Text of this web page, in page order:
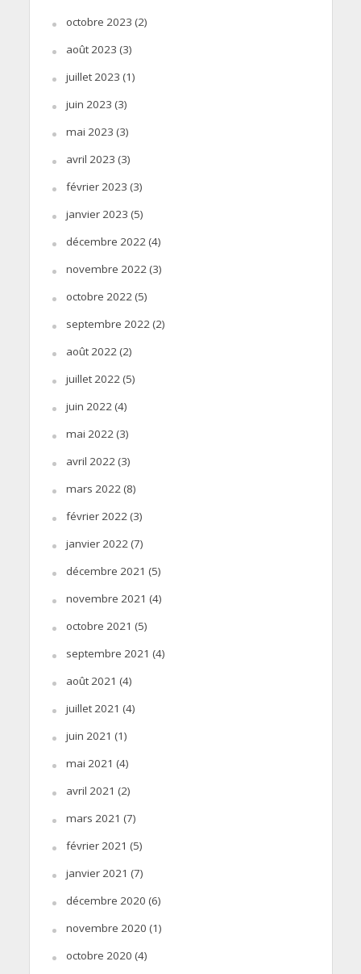
octobre 2023 (2)
août 2023 (3)
juillet 2023 (1)
juin 2023 (3)
mai 2023 (3)
avril 2023 (3)
février 2023 (3)
janvier 2023 (5)
décembre 2022(4)
novembre 2022(3)
octobre 2022(5)
septembre 2022(2)
août 2022(2)
juillet 2022(5)
juin 2022(4)
mai 2022(3)
avril 2022(3)
mars 2022(8)
février 2022(3)
janvier 2022(7)
décembre 2021 (5)
novembre 2021 (4)
octobre 2021 (5)
septembre 2021 (4)
août 2021 (4)
juillet 2021 (4)
juin 2021 (1)
mai 2021 (4)
avril 2021 (2)
mars 2021 (7)
février 2021 (5)
janvier 2021 (7)
décembre 2020 (6)
novembre 2020 (1)
octobre 2020 (4)